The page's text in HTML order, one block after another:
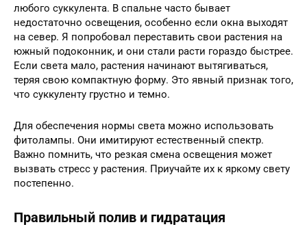
любого суккулента. В спальне часто бывает
недостаточно освещения, особенно если окна выходят
на север. Я попробовал переставить свои растения на
южный подоконник, и они стали расти гораздо быстрее.
Если света мало, растения начинают вытягиваться,
теряя свою компактную форму. Это явный признак того,
что суккуленту грустно и темно.
Для обеспечения нормы света можно использовать
фитолампы. Они имитируют естественный спектр.
Важно помнить, что резкая смена освещения может
вызвать стресс у растения. Приучайте их к яркому свету
постепенно.
Правильный полив и гидратация